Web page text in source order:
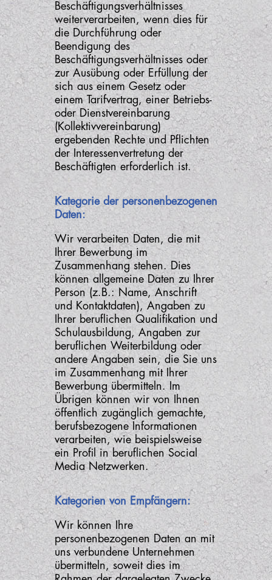
Beschäftigungsverhältnisses
weiterverarbeiten, wenn dies für
die Durchführung oder
Beendigung des
Beschäftigungsverhältnisses oder
zur Ausübung oder Erfüllung der
sich aus einem Gesetz oder
einem Tarifvertrag, einer Betriebs-
oder Dienstvereinbarung
(Kollektivvereinbarung)
ergebenden Rechte und Pflichten
der Interessenvertretung der
Beschäftigten erforderlich ist.
Kategorie der personenbezogenen
Daten:
Wir verarbeiten Daten, die mit
Ihrer Bewerbung im
Zusammenhang stehen. Dies
können allgemeine Daten zu Ihrer
Person (z.B.: Name, Anschrift
und Kontaktdaten), Angaben zu
Ihrer beruflichen Qualifikation und
Schulausbildung, Angaben zur
beruflichen Weiterbildung oder
andere Angaben sein, die Sie uns
im Zusammenhang mit Ihrer
Bewerbung übermitteln. Im
Übrigen können wir von Ihnen
öffentlich zugänglich gemachte,
berufsbezogene Informationen
verarbeiten, wie beispielsweise
ein Profil in beruflichen Social
Media Netzwerken.
Kategorien von Empfängern:
Wir können Ihre
personenbezogenen Daten an mit
uns verbundene Unternehmen
übermitteln, soweit dies im